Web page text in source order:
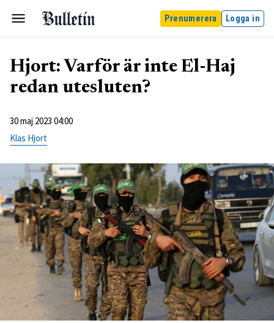
Prenumerera Logga in
Hjort: Varför är inte El-Haj
redan utesluten?
30 maj 2023 04:00
Klas Hjort